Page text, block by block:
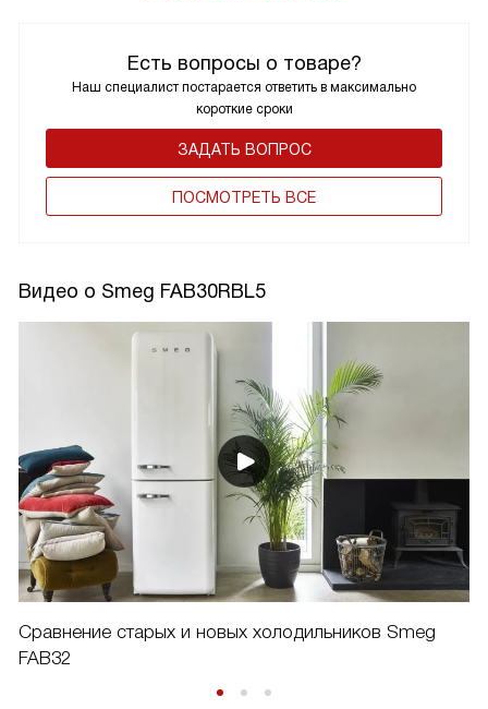
Есть вопросы о товаре?
Наш специалист постарается ответить в максимально
короткие сроки
ЗАДАТЬ ВОПРОС
ПОCМОТРЕТЬ ВСЕ
Видео о Smeg FAB30RBL5
Сравнение старых и новых холодильников Smeg
FAB32